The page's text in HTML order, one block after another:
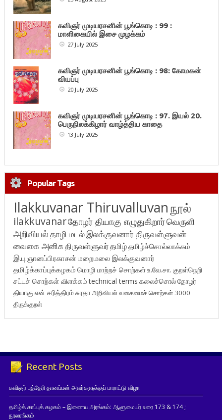
கவிஞர் முடியரசனின் பூங்கொடி : 99 :
மாளிகையில் இசை முழக்கம்
27 July 2025
கவிஞர் முடியரசனின் பூங்கொடி : 98: கோமகன்
வியப்பு
20 July 2025
கவிஞர் முடியரசனின் பூங்கொடி : 97. இயல் 20.
பெருநிலக்கிழார் வாழ்த்திய காதை
13 July 2025
Popular Tags
Ilakkuvanar Thiruvalluvanநூல்
ilakkuvanarதோழர் தியாகு எழுதுகிறார்வெருளி
அறிவியல்தாழி மடல்இலக்குவனார் திருவள்ளுவன்
வைகை அனிசுதிருவள்ளுவர்தமிழ்தமிழ்ச்சொல்லாக்கம்
இ.பு.ஞானப்பிரகாசன் மறைமலை இலக்குவனார்
தமிழ்க்காப்புக்கழகம் மொழி மாற்றச் சொற்கள்உ.வே.சா. குறள்நெறி
சட்டச் சொற்கள் விளக்கம்technical terms கலைச்சொல்தோழர்
தியாகுஎன் சரித்திரம்சுரதாஅறிவியல் வகைமைச் சொற்கள் 3000
திருக்குறள்
Recent Posts
கவிஞர் புத்தேரி தானப்பன் அவர்களுக்குப் பாராட்டு விழா
தமிழ்க் காப்புக் கழகம் – இணைய அரங்கம்: ஆளுமையர் உரை 173 & 174 ;
நூலரங்கம்